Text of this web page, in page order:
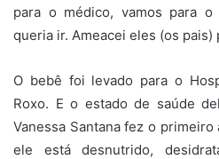
para o médico, vamos para o
queria ir. Ameacei eles (os pais)
O bebê foi levado para o
Roxo. E o estado de saúde
Vanessa Santana fez o
ele está desnutrido,